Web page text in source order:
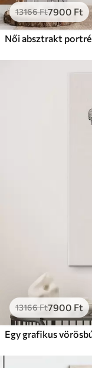
13166Ft7900 Ft
Női absztrakt portré
13166Ft7900 Ft